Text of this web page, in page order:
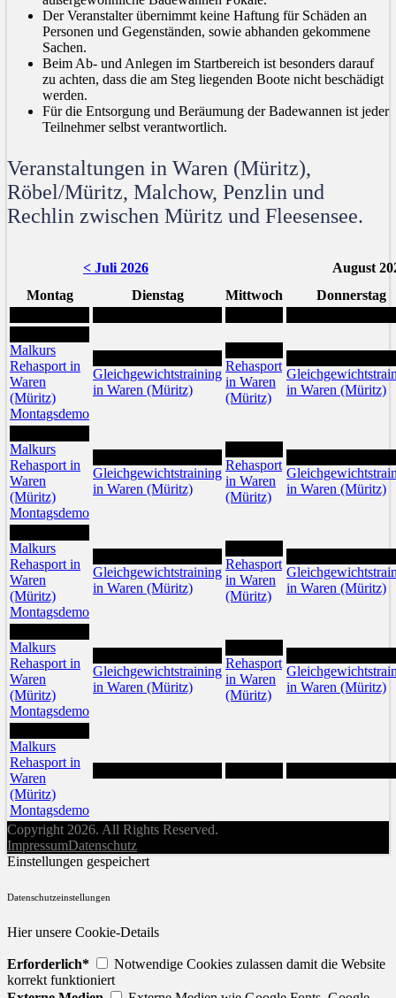
Der Veranstalter übernimmt keine Haftung für Schäden an
Personen und Gegenständen, sowie abhanden gekommene
Sachen.
Beim Ab- und Anlegen im Startbereich ist besonders darauf
zu achten, dass die am Steg liegenden Boote nicht beschädigt
werden.
Für die Entsorgung und Beräumung der Badewannen ist jeder
Teilnehmer selbst verantwortlich.
Veranstaltungen in Waren (Müritz),
Röbel/Müritz, Malchow, Penzlin und
Rechlin zwischen Müritz und Fleesensee.
< Juli 2026
August
Montag
Dienstag Mittwoch Donnerstag
Malkurs
Rehasport in
Waren
(Müritz)
Montagsdemo
Gleichgewichtstraining
in Waren (Müritz)
Rehasport
in Waren
(Müritz)
in Waren (Müritz)
Malkurs
Rehasport in
Waren
(Müritz)
Montagsdemo
Gleichgewichtstraining
in Waren (Müritz)
Rehasport
in Waren
(Müritz)
in Waren (Müritz)
Malkurs
Rehasport in
Waren
(Müritz)
Montagsdemo
Gleichgewichtstraining
in Waren (Müritz)
Rehasport
in Waren
(Müritz)
in Waren (Müritz)
Malkurs
Rehasport in
Waren
(Müritz)
Montagsdemo
Gleichgewichtstraining
in Waren (Müritz)
Rehasport
in Waren
(Müritz)
in Waren (Müritz)
Malkurs
Rehasport in
Waren
(Müritz)
Montagsdemo
Copyright 2026. All Rights Reserved.
ImpressumDatenschutz
Einstellungen gespeichert
Datenschutzeinstellungen
Hier unsere Cookie-Details
Erforderlich*
Notwendige Cookies zulassen damit die Website
korrekt funktioniert